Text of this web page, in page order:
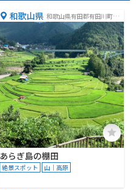
和歌山県 和歌山県有田郡有田川町三
田３８１−１
あらぎ島の棚田
絶景スポット 山｜高原